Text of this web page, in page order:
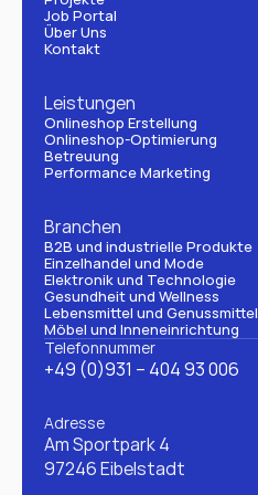
Job Portal
Über Uns
Kontakt
Leistungen
Onlineshop Erstellung
Onlineshop-Optimierung
Betreuung
Performance Marketing
Branchen
B2B und industrielle Produkte
Einzelhandel und Mode
Elektronik und Technologie
Gesundheit und Wellness
Lebensmittel und Genussmittel
Möbel und Inneneinrichtung
Telefonnummer
+49 (0)931 – 404 93 006
Adresse
Am Sportpark 4
97246 Eibelstadt